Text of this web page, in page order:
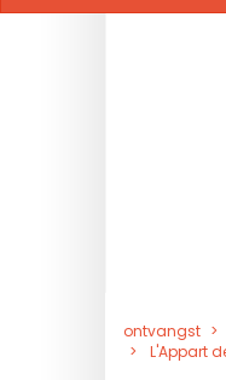
ontvangst
L'Appart